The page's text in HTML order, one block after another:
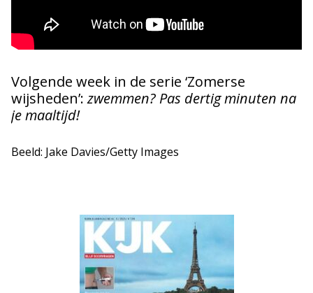
Volgende week in de serie ‘Zomerse
wijsheden’:zwemmen? Pas dertig minuten na
je maaltijd!
Beeld: Jake Davies/Getty Images